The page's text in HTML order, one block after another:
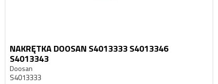
NAKRĘTKA DOOSAN S4013333 S4013346
S4013343
Doosan
S4013333